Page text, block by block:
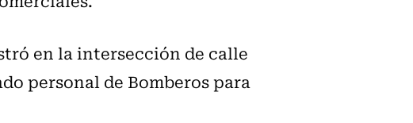
en la intersección de calle
personal de Bomberos para